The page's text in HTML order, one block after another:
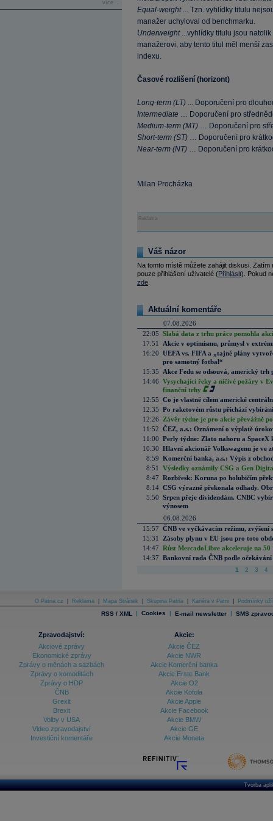
více...
Equal-weight... Tzn. vyhlídky titulu
manažer uchyloval od benchmarku.
Underweight...vyhlídky titulu jsou
manažerovi, aby tento titul měl menší
indexu.
Časové rozlišení (horizont)
Long-term (LT) ... Doporučení pro
Intermediate … Doporučení pro
Medium-term (MT) … Doporučení pro
Short-term (ST) … Doporučení pro
Near-term (NT) … Doporučení pro
Milan Procházka
Reklama
Váš názor
Na tomto místě můžete zahájit diskusi.
pouze přihlášení uživatelé (Přihlásit). Pokud
zde
Aktuální komentáře
07.08.2026
22:05 Slabá data z trhu práce pomohla
17:51
Akcie v optimismu, průmysl v
16:20 UEFA vs. FIFA a „tajné plány
pro samotný fotbal“
15:35
Akce Fedu se odsouvá, americký
14:46 Vysychající řeky a ničivé požáry v
finanční trhy
12:55 Co je vlastně cílem americké
12:35 Po raketovém růstu přichází
12:26
Závěr týdne je pro akcie převážně
11:52 ČEZ, a.s.: Oznámení o výplatě
11:00 Perly týdne: Zlato nahoru a SpaceX
10:30 Hlavní akcionář Volkswagenu je ve
8:59 Komerční banka, a.s.: Výpis z
8:51
Výsledky oznámily CSG a Gen
8:47 Rozbřesk: Koruna po holubičím
8:14 CSG výrazně překonala odhady.
5:50 Srpen přeje dividendám. CNBC
výnosem
06.08.2026
15:57 ČNB ve vyčkávacím režimu, zvýšení
15:31
Zásoby plynu v EU jsou pro toto
14:47 Růst MercadoLibre akceleruje na
14:37 Bankovní rada ČNB podle
1 2 3 4
O Patria.cz Reklama Mapa Stránek Skupina Patria Kariéra v Patrii Podmínky
RSS / XML | Cookies | E-mail newsletter | SMS
Zpravodajství:
Akciové zprávy
Ekonomické zprávy
Zprávy o měnách a sazbách
Zprávy o komoditách
Zprávy o HDP
ČNB
Grexit
Brexit
Volby v USA
Video zpravodajství
Investiční komentáře
Akcie:
Akcie ČEZ
Akcie NWR
Akcie Komerční banka
Akcie Erste Bank
Akcie O2
Akcie Kofola
Akcie Apple
Akcie Facebook
Akcie BMW
Akcie GE
Akcie Moneta
Tvorba